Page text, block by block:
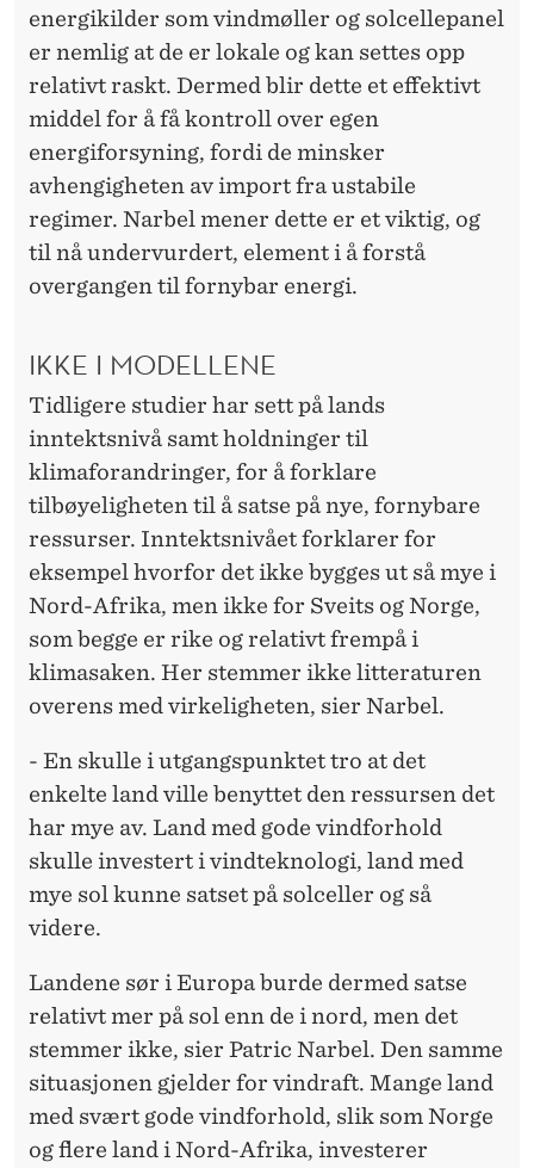
energikilder som vindmøller og solcellepanel
er nemlig at de er lokale og kan settes opp
relativt raskt. Dermed blir dette et effektivt
middel for å få kontroll over egen
energiforsyning, fordi de minsker
avhengigheten av import fra ustabile
regimer. Narbel mener dette er et viktig, og
til nå undervurdert, element i å forstå
overgangen til fornybar energi.
IKKE I MODELLENE
Tidligere studier har sett på lands
inntektsnivå samt holdninger til
klimaforandringer, for å forklare
tilbøyeligheten til å satse på nye, fornybare
ressurser. Inntektsnivået forklarer for
eksempel hvorfor det ikke bygges ut så mye i
Nord-Afrika, men ikke for Sveits og Norge,
som begge er rike og relativt frempå i
klimasaken. Her stemmer ikke litteraturen
overens med virkeligheten, sier Narbel.
- En skulle i utgangspunktet tro at det
enkelte land ville benyttet den ressursen det
har mye av. Land med gode vindforhold
skulle investert i vindteknologi, land med
mye sol kunne satset på solceller og så
videre.
Landene sør i Europa burde dermed satse
relativt mer på sol enn de i nord, men det
stemmer ikke, sier Patric Narbel. Den samme
situasjonen gjelder for vindraft. Mange land
med svært gode vindforhold, slik som Norge
og flere land i Nord-Afrika, investerer